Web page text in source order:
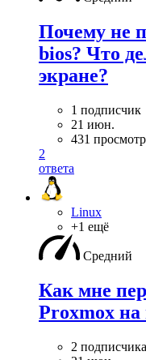
Почему не
bios? Что
экране?
1 подписчик
21 июн.
431 просмотр
2
ответа
Linux
+1 ещё
Средний
Как мне
Proxmox
2 подписчика